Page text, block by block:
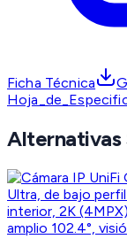
Ficha Técnica
Alternativas